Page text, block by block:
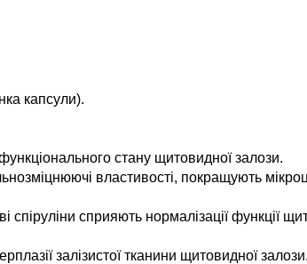
капсули).
стану щитовидної залози.
властивості, покращують
сприяють нормалізації функції
залізистої тканини щитовидної залози.